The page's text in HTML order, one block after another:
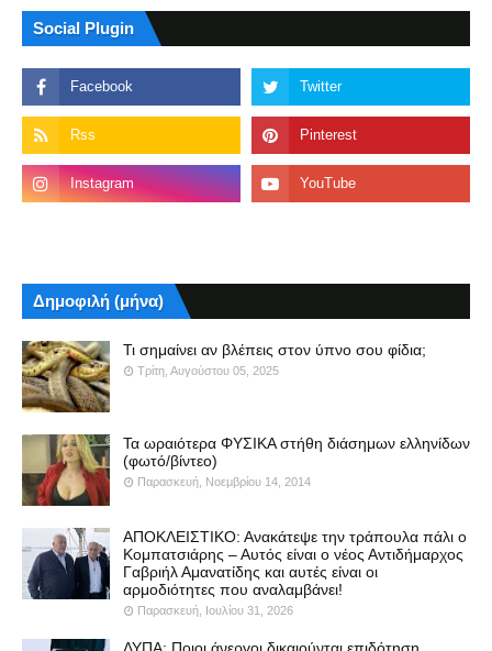
Social Plugin
Δημοφιλή (μήνα)
Τι σημαίνει αν βλέπεις στον ύπνο σου φίδια;
Τρίτη, Αυγούστου 05, 2025
Τα ωραιότερα ΦΥΣΙΚΑ στήθη διάσημων ελληνίδων
(φωτό/βίντεο)
Παρασκευή, Νοεμβρίου 14, 2014
ΑΠΟΚΛΕΙΣΤΙΚΟ: Ανακάτεψε την τράπουλα πάλι ο
Κομπατσιάρης – Αυτός είναι ο νέος Αντιδήμαρχος
Γαβριήλ Αμανατίδης και αυτές είναι οι
αρμοδιότητες που αναλαμβάνει!
Παρασκευή, Ιουλίου 31, 2026